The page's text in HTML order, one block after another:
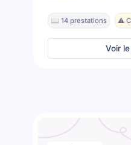
📖 14 prestations ⚠️
Voir